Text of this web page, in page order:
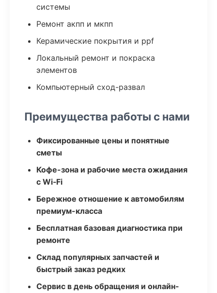
системы
Ремонт акпп и мкпп
Керамические покрытия и ppf
Локальный ремонт и покраска
элементов
Компьютерный сход-развал
Преимущества работы с нами
Фиксированные цены и понятные
сметы
Кофе-зона и рабочие места ожидания
с Wi‑Fi
Бережное отношение к автомобилям
премиум-класса
Бесплатная базовая диагностика при
ремонте
Склад популярных запчастей и
быстрый заказ редких
Сервис в день обращения и онлайн-